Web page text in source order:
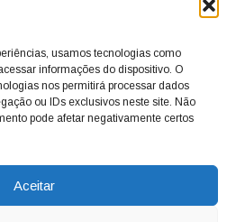
usamos tecnologias como
informações do dispositivo. O
nos permitirá processar dados
ou IDs exclusivos neste site. Não
pode afetar negativamente certos
Aceitar
anos, o jornal continua
notícias. Nunca
do cidadão, sempre
em busca de melhorias
resoluções para casos
(19) 3929-6225